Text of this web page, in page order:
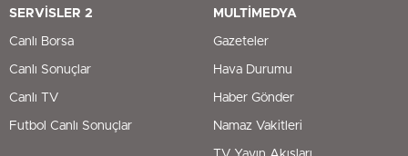
SERVİSLER 2
Canlı Borsa
Canlı Sonuçlar
Canlı TV
Futbol Canlı Sonuçlar
MULTİMEDYA
Gazeteler
Hava Durumu
Haber Gönder
Namaz Vakitleri